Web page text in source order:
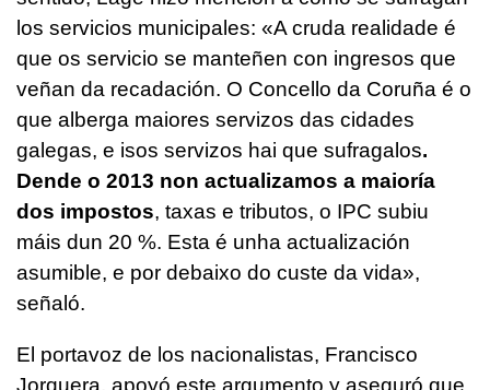
los servicios municipales: «A cruda realidade é
que os servicio se manteñen con ingresos que
veñan da recadación. O Concello da Coruña é o
que alberga maiores servizos das cidades
galegas, e isos servizos hai que sufragalos.
Dende o 2013 non actualizamos a maioría
dos impostos, taxas e tributos, o IPC subiu
máis dun 20 %. Esta é unha actualización
asumible, e por debaixo do custe da vida»,
señaló.
El portavoz de los nacionalistas, Francisco
Jorquera, apoyó este argumento y aseguró que